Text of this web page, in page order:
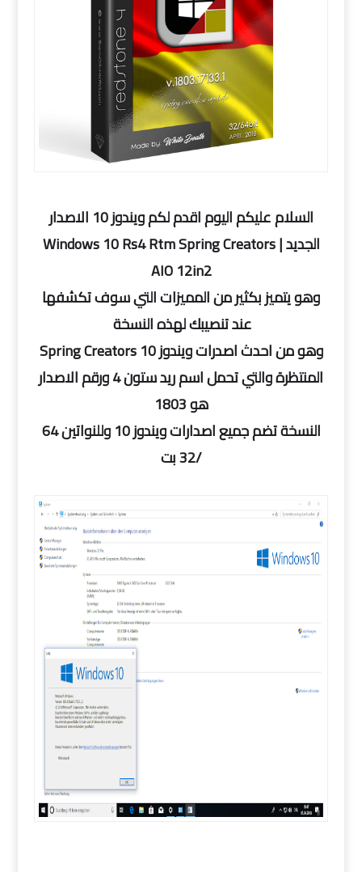
السلام عليكم اليوم اقدم لكم ويندوز 10 الاصدار
الجديد | Windows 10 Rs4 Rtm Spring Creators
AIO 12in2
وهو يتميز بكثير من المميزات التي سوف تكشفها
عند تنصيبك لهذه النسخة
وهو من احدث اصدرات ويندوز 10 Spring Creators
المنتظرة والتي تحمل اسم ريد ستون 4 ورقم الاصدار
هو 1803
النسخة تضم جميع اصدارات ويندوز 10 وللنواتين 64
/32 بت